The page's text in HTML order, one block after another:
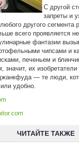
С другой
запреты и
другого сегмента
всего проявляется
фантазии
чипсами и
печеньем и
их изобретатели
— те люди,
удобно.
ЧИТАЙТЕ ТАКЖЕ